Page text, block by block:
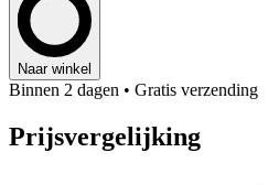
Naar winkel
Binnen 2 dagen • Gratis verzending
Prijsvergelijking